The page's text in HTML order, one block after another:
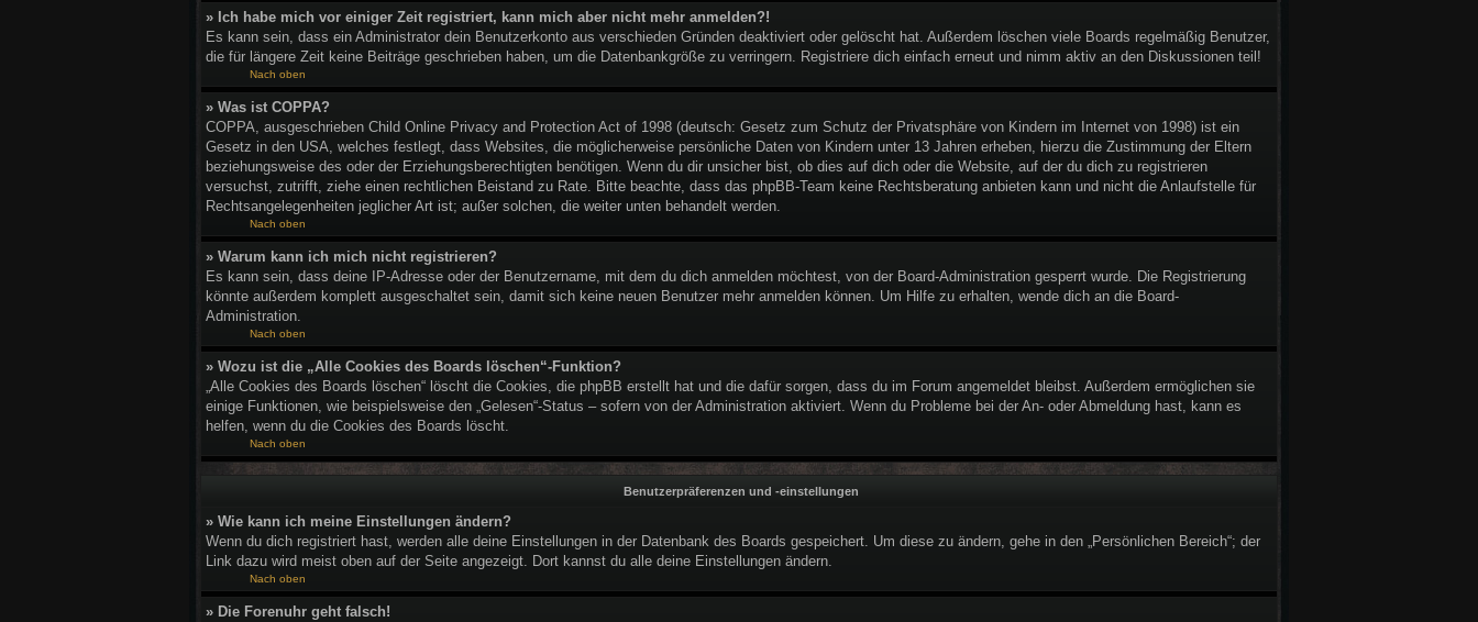
» Ich habe mich vor einiger Zeit registriert, kann mich aber nicht mehr anmelden?!
Es kann sein, dass ein Administrator dein Benutzerkonto aus verschieden Gründen deaktiviert oder gelöscht hat. Außerdem löschen viele Boards regelmäßig Benutzer,
die für längere Zeit keine Beiträge geschrieben haben, um die Datenbankgröße zu verringern. Registriere dich einfach erneut und nimm aktiv an den Diskussionen teil!
Nach oben
» Was ist COPPA?
COPPA, ausgeschrieben Child Online Privacy and Protection Act of 1998 (deutsch: Gesetz zum Schutz der Privatsphäre von Kindern im Internet von 1998) ist ein
Gesetz in den USA, welches festlegt, dass Websites, die möglicherweise persönliche Daten von Kindern unter 13 Jahren erheben, hierzu die Zustimmung der Eltern
beziehungsweise des oder der Erziehungsberechtigten benötigen. Wenn du dir unsicher bist, ob dies auf dich oder die Website, auf der du dich zu registrieren
versuchst, zutrifft, ziehe einen rechtlichen Beistand zu Rate. Bitte beachte, dass das phpBB-Team keine Rechtsberatung anbieten kann und nicht die Anlaufstelle für
Rechtsangelegenheiten jeglicher Art ist; außer solchen, die weiter unten behandelt werden.
Nach oben
» Warum kann ich mich nicht registrieren?
Es kann sein, dass deine IP-Adresse oder der Benutzername, mit dem du dich anmelden möchtest, von der Board-Administration gesperrt wurde. Die Registrierung
könnte außerdem komplett ausgeschaltet sein, damit sich keine neuen Benutzer mehr anmelden können. Um Hilfe zu erhalten, wende dich an die Board-
Administration.
Nach oben
» Wozu ist die „Alle Cookies des Boards löschen“-Funktion?
„Alle Cookies des Boards löschen“ löscht die Cookies, die phpBB erstellt hat und die dafür sorgen, dass du im Forum angemeldet bleibst. Außerdem ermöglichen sie
einige Funktionen, wie beispielsweise den „Gelesen“-Status – sofern von der Administration aktiviert. Wenn du Probleme bei der An- oder Abmeldung hast, kann es
helfen, wenn du die Cookies des Boards löscht.
Nach oben
Benutzerpräferenzen und -einstellungen
» Wie kann ich meine Einstellungen ändern?
Wenn du dich registriert hast, werden alle deine Einstellungen in der Datenbank des Boards gespeichert. Um diese zu ändern, gehe in den „Persönlichen Bereich“; der
Link dazu wird meist oben auf der Seite angezeigt. Dort kannst du alle deine Einstellungen ändern.
Nach oben
» Die Forenuhr geht falsch!